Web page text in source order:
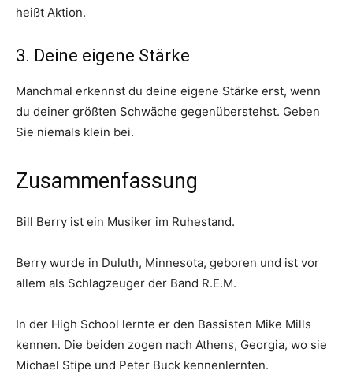
heißt Aktion.
3. Deine eigene Stärke
Manchmal erkennst du deine eigene Stärke erst, wenn
du deiner größten Schwäche gegenüberstehst. Geben
Sie niemals klein bei.
Zusammenfassung
Bill Berry ist ein Musiker im Ruhestand.
Berry wurde in Duluth, Minnesota, geboren und ist vor
allem als Schlagzeuger der Band R.E.M.
In der High School lernte er den Bassisten Mike Mills
kennen. Die beiden zogen nach Athens, Georgia, wo sie
Michael Stipe und Peter Buck kennenlernten.